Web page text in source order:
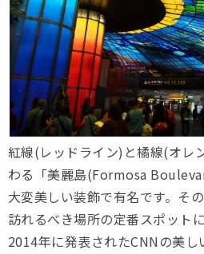
紅線(レッドライン)と橘線(オレ
わる「美麗島(Formosa
大変美しい装飾で有名です。そ
訪れるべき場所の定番スポット
2014年に発表されたCNNの美